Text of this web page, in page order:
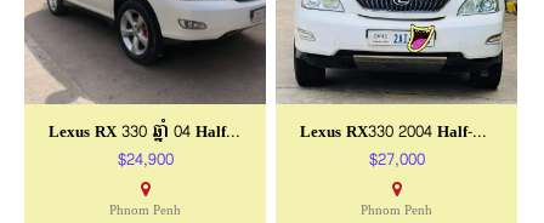
Lexus RX 330 ឆ្នាំ 04 Half Full P1
$24,900
Phnom Penh
Lexus RX330 2004 Half-Full
$27,000
Phnom Penh